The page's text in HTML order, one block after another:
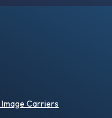
Image Carriers